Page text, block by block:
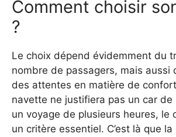
Comment choisir
?
Le choix dépend évidemment du
nombre de passagers, mais aussi
des attentes en matière de
navette ne justifiera pas un car de
un voyage de plusieurs heures, le
un critère essentiel. C’est là que